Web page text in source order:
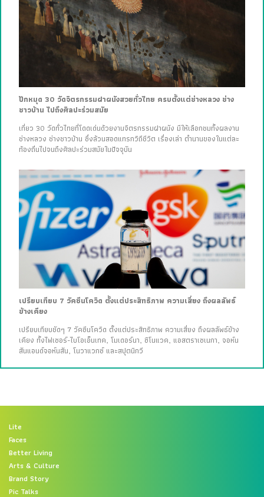
ปักหมุด 30 วัดจิตรกรรมฝาผนังสวยทั่วไทย ครบตั้งแต่ช่างหลวง ช่าง
ชาวบ้าน ไปถึงศิลปะร่วมสมัย
เที่ยว 30 วัดทั่วไทยที่โดดเด่นด้วยงานจิตรกรรมฝาผนัง มีให้เลือกชมทั้งผลงาน
ช่างหลวง ช่างชาวบ้าน ซึ่งล้วนสอดแทรกวิถีชีวิต เรื่องเล่า ตำนานของในแต่ละ
ท้องถิ่นไปจนถึงศิลปะร่วมสมัยในปัจจุบัน
เปรียบเทียบ 7 วัคซีนโควิด ตั้งแต่ประสิทธิภาพ ความเสี่ยง ถึงผลลัพธ์
ข้างเคียง
เปรียบเทียบชัดๆ 7 วัคซีนโควิด ตั้งแต่ประสิทธิภาพ ความเสี่ยง ถึงผลลัพธ์ข้าง
เคียง ทั้งไฟเซอร์-ไบโอเอ็นเทค, โมเดอร์นา, ซิโนแวค, แอสตราเซเนกา, จอห์น
สันแอนด์จอห์นสัน, โนวาแวกซ์ และสปุตนิกวี
Lite
Faces
Better Living
Arts & Culture
Brand Story
Pic Talks